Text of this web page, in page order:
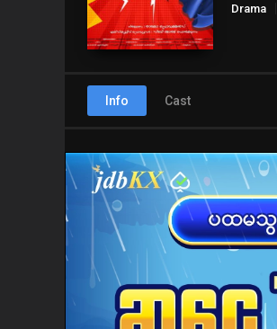
Drama
Info Cast